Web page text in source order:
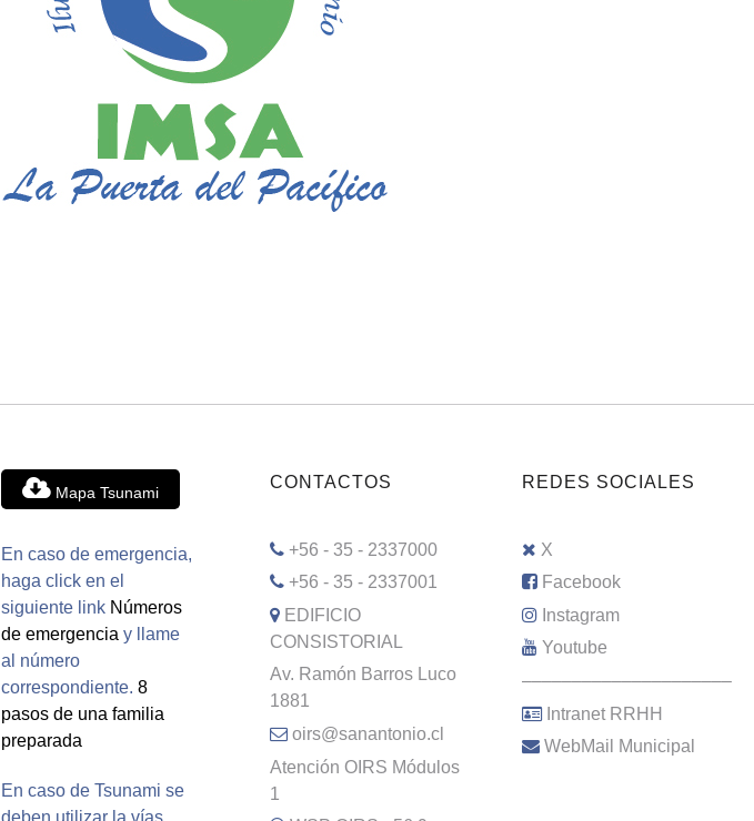
Mapa Tsunami
En caso de emergencia,
haga click en el
siguiente link Números
de emergencia y llame
al número
correspondiente. 8
pasos de una familia
preparada
En caso de Tsunami se
deben utilizar la vías
CONTACTOS
+56 - 35 - 2337000
+56 - 35 - 2337001
EDIFICIO
CONSISTORIAL
Av. Ramón Barros Luco
1881
oirs@sanantonio.cl
Atención OIRS Módulos
1
REDES SOCIALES
X
Facebook
Instagram
Youtube
–––––––––––––––––––––
Intranet RRHH
WebMail Municipal